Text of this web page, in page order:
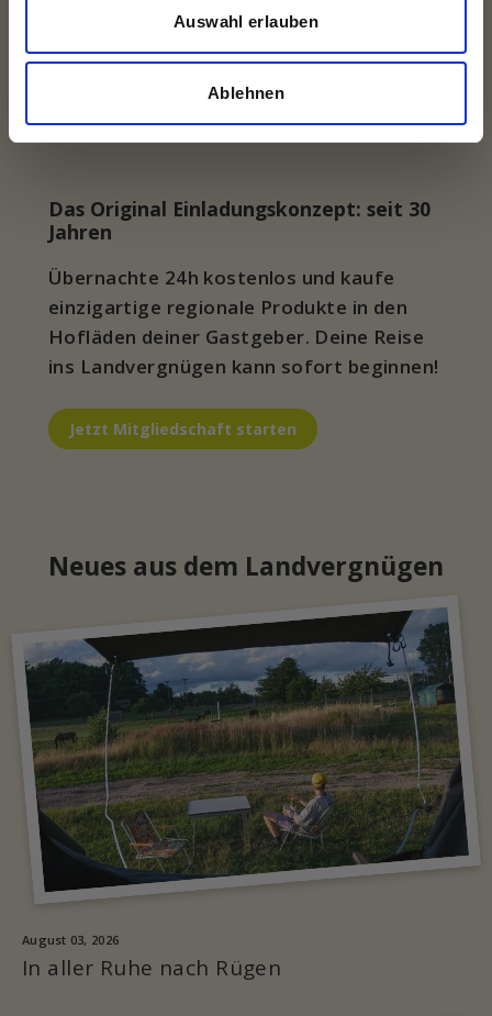
Auswahl erlauben
Ablehnen
Das Original Einladungskonzept: seit 30
Jahren
Übernachte 24h kostenlos und kaufe
einzigartige regionale Produkte in den
Hofläden deiner Gastgeber. Deine Reise
ins Landvergnügen kann sofort beginnen!
Jetzt Mitgliedschaft starten
Neues aus dem Landvergnügen
August 03, 2026
In aller Ruhe nach Rügen